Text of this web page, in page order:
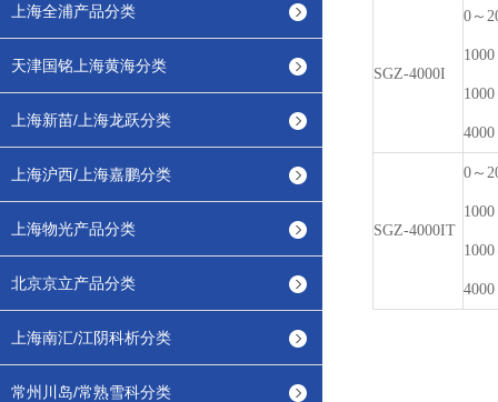
上海全浦产品分类
天津国铭上海黄海分类
上海新苗/上海龙跃分类
上海沪西/上海嘉鹏分类
上海物光产品分类
北京京立产品分类
上海南汇/江阴科析分类
常州川岛/常熟雪科分类
SGZ-4000I
0～
1000
4000
SGZ-4000IT
0～
1000
4000